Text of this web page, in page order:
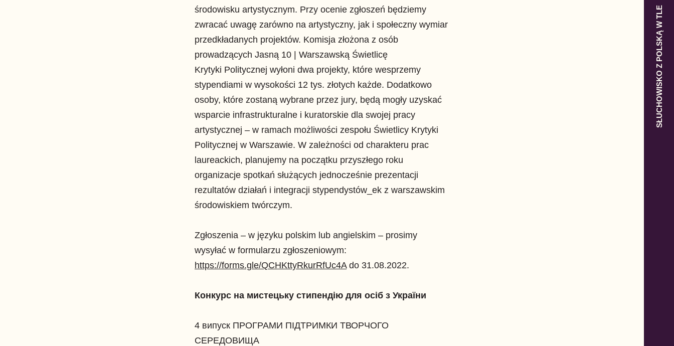
środowisku artystycznym. Przy ocenie zgłoszeń będziemy
zwracać uwagę zarówno na artystyczny, jak i społeczny wymiar
przedkładanych projektów. Komisja złożona z osób
prowadzących Jasną 10 | Warszawską Świetlicę
Krytyki Politycznej wyłoni dwa projekty, które wesprzemy
stypendiami w wysokości 12 tys. złotych każde. Dodatkowo
osoby, które zostaną wybrane przez jury, będą mogły uzyskać
wsparcie infrastrukturalne i kuratorskie dla swojej pracy
artystycznej – w ramach możliwości zespołu Świetlicy Krytyki
Politycznej w Warszawie. W zależności od charakteru prac
laureackich, planujemy na początku przyszłego roku
organizacje spotkań służących jednocześnie prezentacji
rezultatów działań i integracji stypendystów_ek z warszawskim
środowiskiem twórczym.
Zgłoszenia – w języku polskim lub angielskim – prosimy
wysyłać w formularzu zgłoszeniowym:
https://forms.gle/QCHKttyRkurRfUc4Ado 31.08.2022.
Конкурс на мистецьку стипендію для осіб з України
4 випуск ПРОГРАМИ ПІДТРИМКИ ТВОРЧОГО
СЕРЕДОВИЩА
SŁUCHOWISKO Z POLSKĄ W TLE